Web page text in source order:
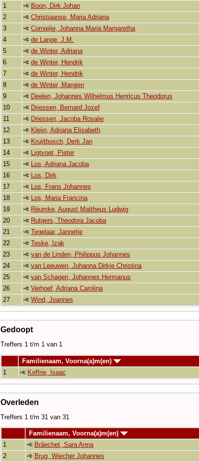
1
Boon, Dirk Johan
2
Christiaanse, Maria Adriana
3
Cornielje, Johanna Maria Margaretha
4
de Lange, J.M.
5
de Winter, Adriana
6
de Winter, Hendrik
7
de Winter, Hendrik
8
de Winter, Margjen
9
Deelen, Johannes Wilhelmus Henricus Theodorus
10
Driessen, Bernard Jozef
11
Driessen, Jacoba Rosalie
12
Kleijn, Adriana Elisabeth
13
Kruijtbosch, Derk Jan
14
Ligtvoet, Pieter
15
Los, Adriana Jacoba
16
Los, Dirk
17
Los, Frans Johannes
18
Los, Maria Francina
19
Rèumke, August Mattheus Ludwig
20
Rutgers, Theodora Jacoba
21
Tegelaar, Jannetje
22
Teske, Izak
23
van de Linden, Philippus Johannes
24
van Leeuwen, Johanna Dirkje Christina
25
van Schagen, Johannes Hermanus
26
Verhoef, Adriana Carolina
27
Wind, Joannes
Gedoopt
Treffers 1 t/m 1 van 1
Familienaam, Voorna(a)m(en)
1
Koffrie, Isaac
Overleden
Treffers 1 t/m 31 van 31
Familienaam, Voorna(a)m(en)
1
Brâechet, Sara Anna
2
Brug, Wiecher Johannes